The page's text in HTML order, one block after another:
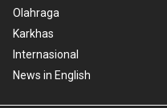
Olahraga
Karkhas
Internasional
News in English